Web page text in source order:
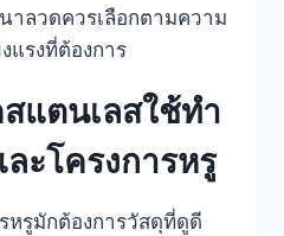
าลวดควรเลือกตามความ
แรงที่ต้องการ
แตนเลสใช้ทำ
ะโครงการหรู
หรูมักต้องการวัสดุที่ดูดี